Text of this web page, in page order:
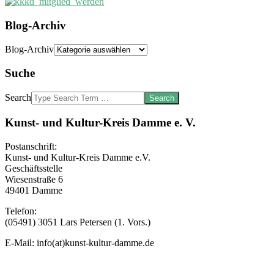
Blog-Archiv
Blog-Archiv
Suche
Search
Kunst- und Kultur-Kreis Damme e. V.
Postanschrift:
Kunst- und Kultur-Kreis Damme e.V.
Geschäftsstelle
Wiesenstraße 6
49401 Damme
Telefon:
(05491) 3051 Lars Petersen (1. Vors.)
E-Mail: info(at)kunst-kultur-damme.de